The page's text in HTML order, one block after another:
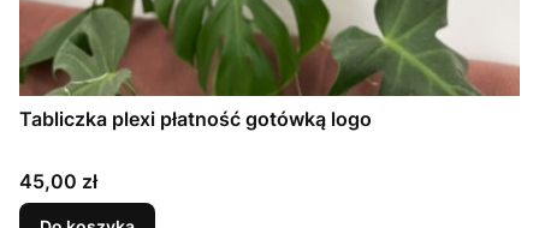
Tabliczka plexi płatność gotówką logo
Cena
45,00 zł